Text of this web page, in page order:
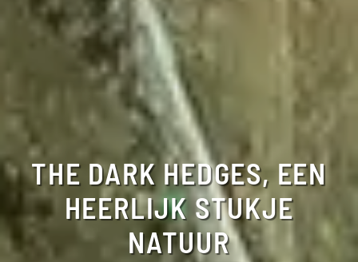
THE DARK HEDGES, EEN
HEERLIJK STUKJE
NATUUR